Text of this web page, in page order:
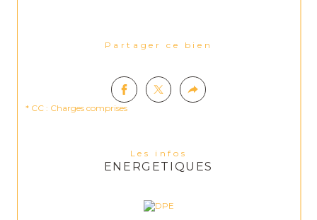
Partager ce bien
* CC : Charges comprises
Les infos
ENERGETIQUES